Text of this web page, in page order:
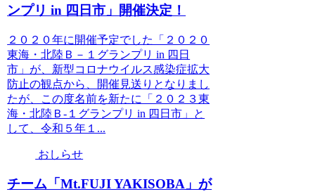
ンプリ in 四日市」開催決定！
２０２０年に開催予定でした「２０２０
東海・北陸Ｂ－１グランプリ in 四日
市」が、新型コロナウイルス感染症拡大
防止の観点から、開催見送りとなりまし
たが、この度名前を新たに「２０２３東
海・北陸Ｂ-１グランプリ in 四日市」と
して、令和５年１...
おしらせ
チーム「Mt.FUJI YAKISOBA」が